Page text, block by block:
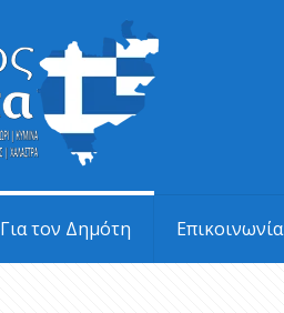
Για τον Δημότη Επικοινωνία